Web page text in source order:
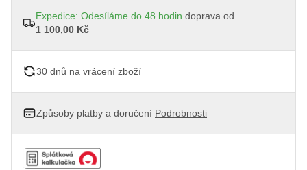
Expedice: Odesíláme do 48 hodin doprava od
1 100,00 Kč
30 dnů na vrácení zboží
Způsoby platby a doručení Podrobnosti